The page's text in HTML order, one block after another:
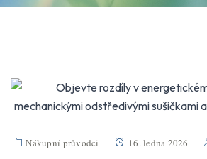
Nákupní průvodci 16. ledna 2026